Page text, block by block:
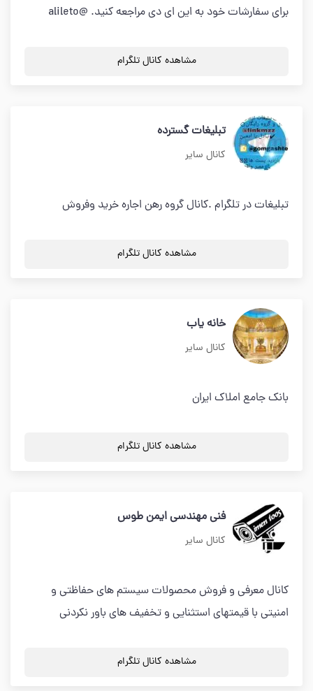
برای سفارشات خود به این ای دی مراجعه کنید. @alileto
مشاهده کانال تلگرام
تبلیغات گسترده
کانال سایر
تبلیغات در تلگرام .کانال گروه رهن اجاره خرید وفروش
مشاهده کانال تلگرام
خانه یاب
کانال سایر
بانک جامع املاک ایران
مشاهده کانال تلگرام
فنی مهندسی ایمن طوس
کانال سایر
کانال معرفی و فروش محصولات سیستم های حفاظتی و
امنیتی با قیمتهای استثنایی و تخفیف های باور نکردنی
مشاهده کانال تلگرام